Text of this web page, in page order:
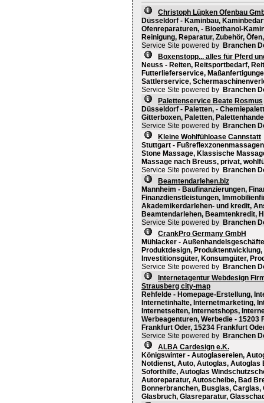
Christoph Lüpken Ofenbau
Düsseldorf - Kaminbau,
Ofenreparaturen, - Bioethanol-
Reinigung, Reparatur, Zubehör, Öfen,
Service Site powered by Branchen
Boxenstopp... alles für Pferd
Neuss - Reiten, Reitsportbedarf,
Futterlieferservice,
Sattlerservice,
Service Site powered by Branchen
Palettenservice Beate Rosmus
Düsseldorf - Paletten, -
Gitterboxen, Paletten,
Service Site powered by Branchen
Kleine Wohlfühloase Cannstatt
Stuttgart -
Stone Massage, Klassische
Massage nach Breuss, privat,
Service Site powered by Branchen
Beamtendarlehen.biz
Mannheim - Baufinanzierungen,
Finanzdienstleistungen,
Akademikerdarlehen- und kredit,
Beamtendarlehen, Beamtenkredit,
Service Site powered by Branchen
CrankPro Germany GmbH
Mühlacker -
Produktdesign,
Investitionsgüter, Konsumgüter,
Service Site powered by Branchen
Internetagentur Webdesign
Strausberg city-map
Rehfelde - Homepage-Erstellung,
Internetinhalte, Internetmarketing,
Internetseiten, Internetshops,
Werbeagenturen, Werbedie - 15203
Frankfurt Oder, 15234 Frankfurt
Service Site powered by Branchen
ALBA Cardesign e.K.
Königswinter - Autoglasereien,
Notdienst, Auto, Autoglas,
Soforthilfe, Autoglas
Autoreparatur, Autoscheibe, Bad
Bonnerbranchen, Busglas,
Glasbruch, Glasreparatur,